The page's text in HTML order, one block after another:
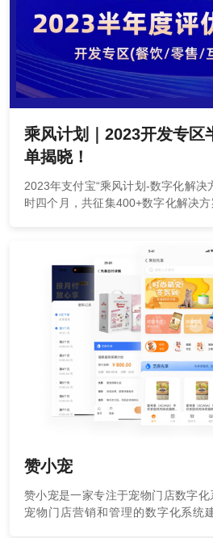
乘风计划｜2023开发专区
单揭晓！
2023年支付宝“乘风计划-数字化解决
时四个月，共征集400+数字化解决
赞小宠
赞小宠是一家专注于宠物门店数字
宠物门店营销和管理的数字化系统